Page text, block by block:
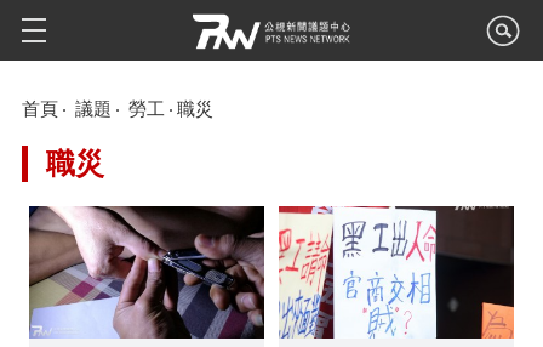
首頁 議題 勞工 職災
職災